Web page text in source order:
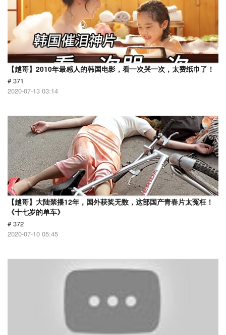
【越哥】2010年最感人的韩国电影，看一次哭一次，太费纸巾了！
# 371
2020-07-13 03:14
【越哥】大陆禁播12年，国外获奖无数，这部国产青春片太冤枉！
《十七岁的单车》
# 372
2020-07-10 05:45